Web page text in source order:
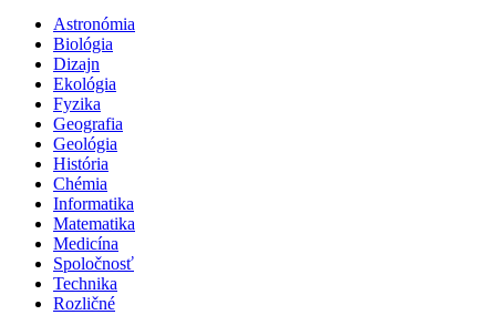
Astronómia
Biológia
Dizajn
Ekológia
Fyzika
Geografia
Geológia
História
Chémia
Informatika
Matematika
Medicína
Spoločnosť
Technika
Rozličné